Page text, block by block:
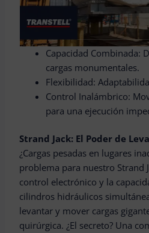
Capacidad Combinada:
cargas monumentales.
Flexibilidad:
Control Inalámbrico:
para una ejecución
Strand Jack: El Poder de
¿Cargas pesadas en lugares
problema para nuestro Strand
control electrónico y la
cilindros hidráulicos
levantar y mover cargas
quirúrgica. ¿El secreto? Una